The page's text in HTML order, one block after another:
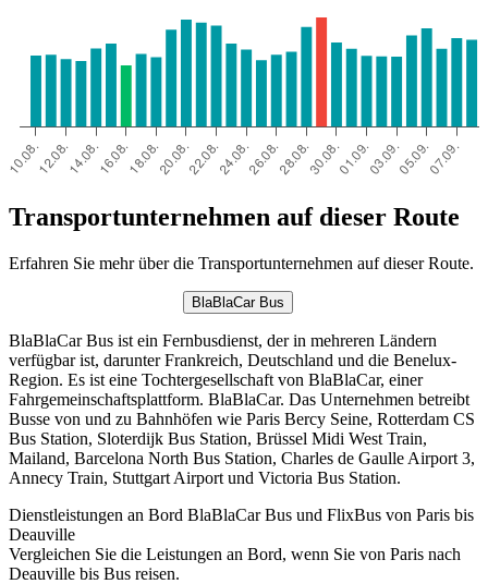
Transportunternehmen auf dieser Route
Erfahren Sie mehr über die Transportunternehmen auf dieser Route.
BlaBlaCar Bus
BlaBlaCar Bus ist ein Fernbusdienst, der in mehreren Ländern
verfügbar ist, darunter Frankreich, Deutschland und die Benelux-
Region. Es ist eine Tochtergesellschaft von BlaBlaCar, einer
Fahrgemeinschaftsplattform. BlaBlaCar. Das Unternehmen betreibt
Busse von und zu Bahnhöfen wie Paris Bercy Seine, Rotterdam CS
Bus Station, Sloterdijk Bus Station, Brüssel Midi West Train,
Mailand, Barcelona North Bus Station, Charles de Gaulle Airport 3,
Annecy Train, Stuttgart Airport und Victoria Bus Station.
Dienstleistungen an Bord BlaBlaCar Bus und FlixBus von Paris bis
Deauville
Vergleichen Sie die Leistungen an Bord, wenn Sie von Paris nach
Deauville bis Bus reisen.